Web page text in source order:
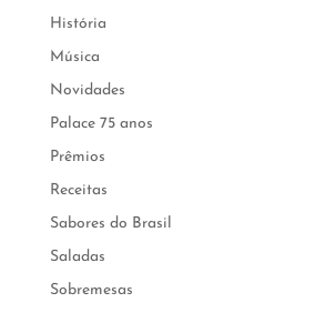
História
Música
Novidades
Palace 75 anos
Prêmios
Receitas
Sabores do Brasil
Saladas
Sobremesas